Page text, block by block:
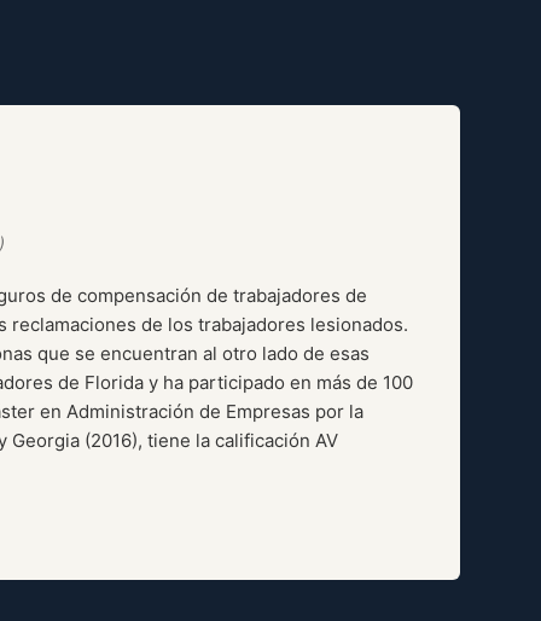
de compensación de trabajadores de
reclamaciones de los trabajadores lesionados.
que se encuentran al otro lado de esas
de Florida y ha participado en más de 100
en Administración de Empresas por la
(2016), tiene la calificación AV